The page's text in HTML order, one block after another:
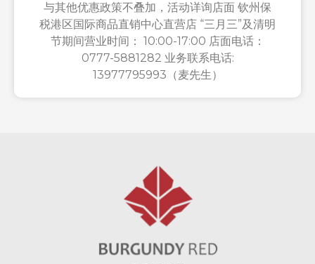
与其他优惠政策不叠加，活动详询店面 钦州保
税港区国际商品直销中心直营店 “三月三”及清明
节期间营业时间： 10:00-17:00 店面电话：
0777-5881282 业务联系电话:
13977795993（麦先生）